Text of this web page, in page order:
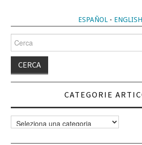
ESPAÑOL- ENGLISH
per:
CATEGORIE
Categorie
articoli